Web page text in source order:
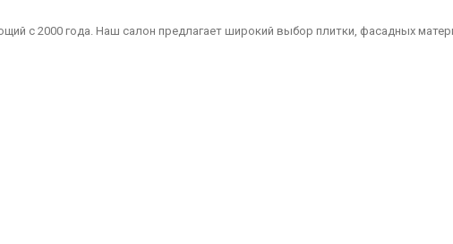
с 2000 года. Наш салон предлагает широкий выбор плитки, фасадных